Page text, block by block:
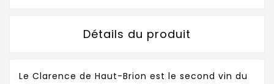
Détails du produit
Le Clarence de Haut-Brion est le second vin du